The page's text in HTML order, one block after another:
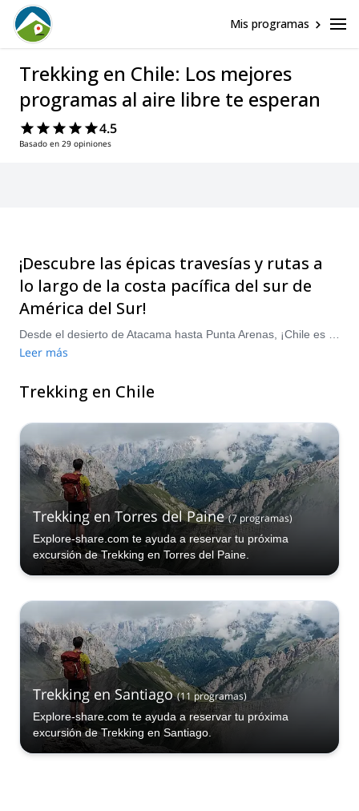
Mis programas
Trekking en Chile: Los mejores
programas al aire libre te esperan
4.5
Basado en 29 opiniones
¡Descubre las épicas travesías y rutas a
lo largo de la costa pacífica del sur de
América del Sur!
Leer más
Trekking en Chile
Trekking en Torres del Paine (7 programas)
Explore-share.com te ayuda a reservar tu próxima
excursión de Trekking en Torres del Paine.
Trekking en Santiago (11 programas)
Explore-share.com te ayuda a reservar tu próxima
excursión de Trekking en Santiago.